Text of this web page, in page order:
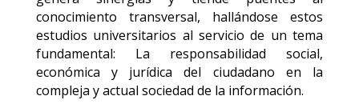
conocimiento transversal, hallándose estos
estudios universitarios al servicio de un tema
fundamental: La responsabilidad social,
económica y jurídica del ciudadano en la
compleja y actual sociedad de la información.